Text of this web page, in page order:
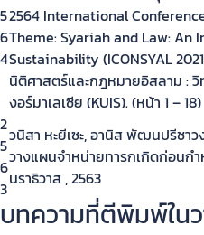
5
6
4
2564 International
Theme: Syariah and Law: An
Sustainability (ICONSYAL
นิติศาสตร์และกฎหมายอิสลาม :
งอร์มาเลเซีย (KUIS). (หน้า 1 – 18)
2
5
6
3
วนิสา หะยีเซะ, อานิส พัฒนปรีชาว
วางแผนจำหน่ายทารกเกิดก่อนก
นราธิวาส , 2563
บทความที่ตีพิมพ์ในว